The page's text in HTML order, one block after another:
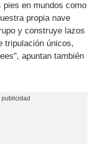
pies en mundos como
propia nave
y construye lazos
tripulación únicos,
apuntan también